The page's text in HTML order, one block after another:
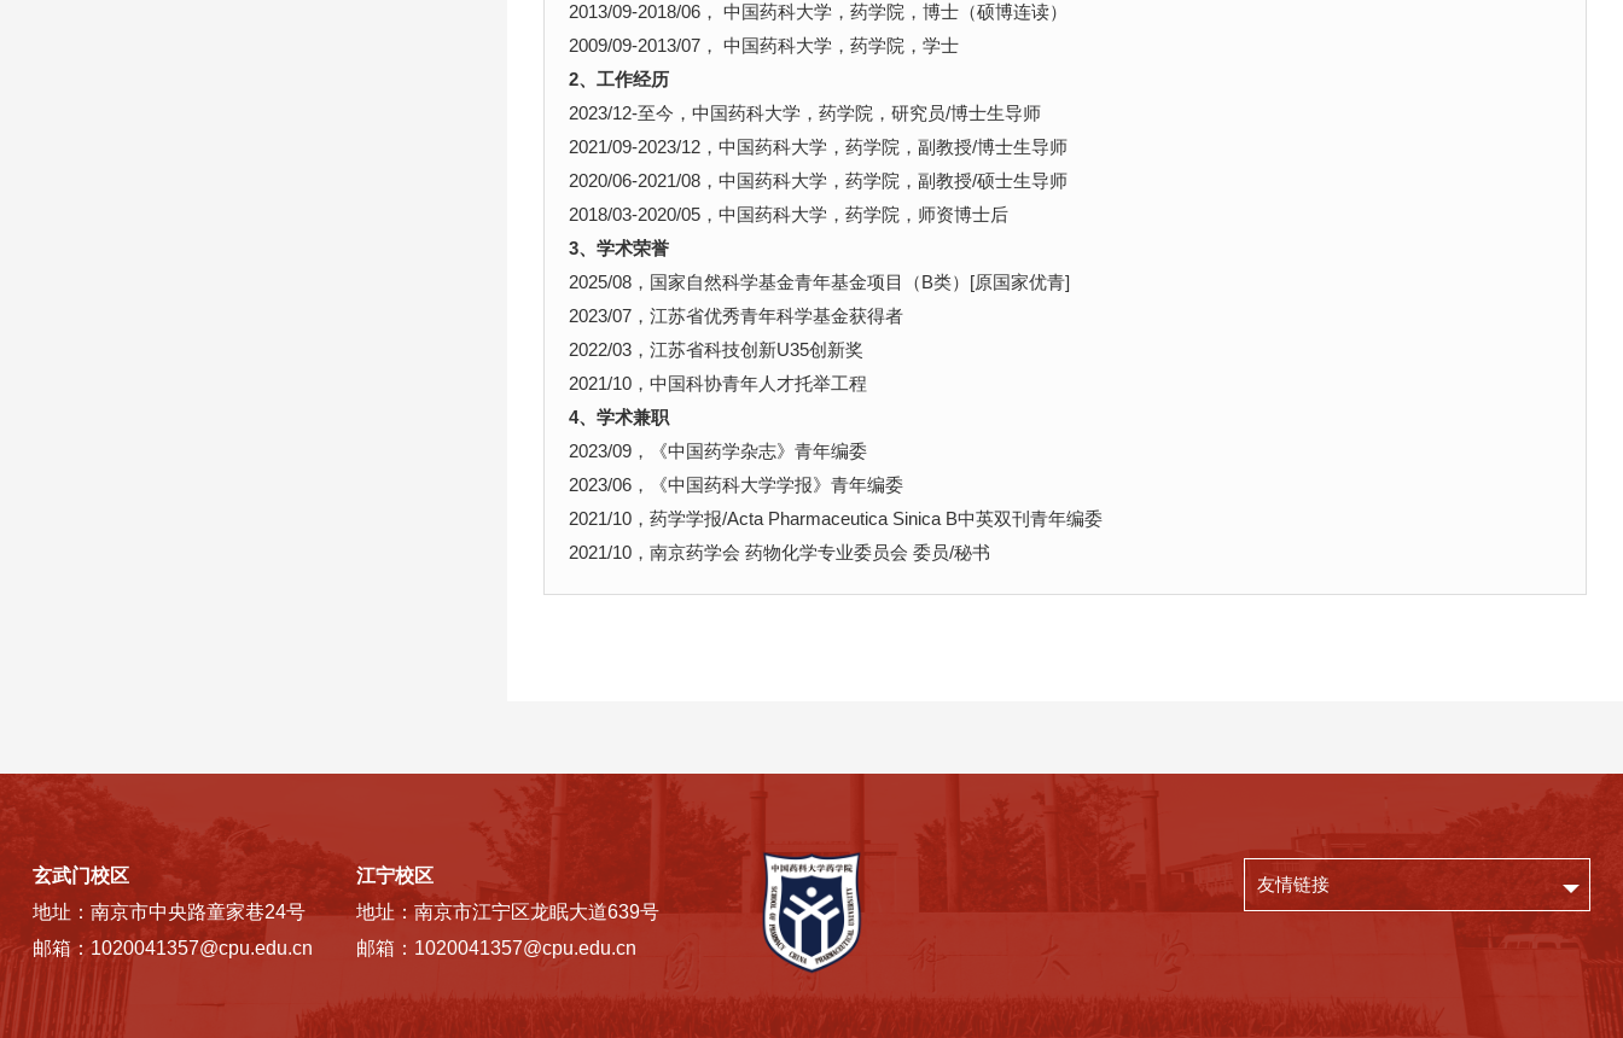
2013/09-2018/06， 中国药科大学，药学院，博士（硕博连读）
2009/09-2013/07， 中国药科大学，药学院，学士
2、工作经历
2023/12-至今，中国药科大学，药学院，研究员/博士生导师
2021/09-2023/12，中国药科大学，药学院，副教授/博士生导师
2020/06-2021/08，中国药科大学，药学院，副教授/硕士生导师
2018/03-2020/05，中国药科大学，药学院，师资博士后
3、学术荣誉
2025/08，国家自然科学基金青年基金项目（B类）[原国家优青]
2023/07，江苏省优秀青年科学基金获得者
2022/03，江苏省科技创新U35创新奖
2021/10，中国科协青年人才托举工程
4、学术兼职
2023/09，《中国药学杂志》青年编委
2023/06，《中国药科大学学报》青年编委
2021/10，药学学报/Acta Pharmaceutica Sinica B中英双刊青年编委
2021/10，南京药学会 药物化学专业委员会 委员/秘书
玄武门校区
地址：南京市中央路童家巷24号
邮箱：1020041357@cpu.edu.cn
江宁校区
地址：南京市江宁区龙眠大道639号
邮箱：1020041357@cpu.edu.cn
友情链接